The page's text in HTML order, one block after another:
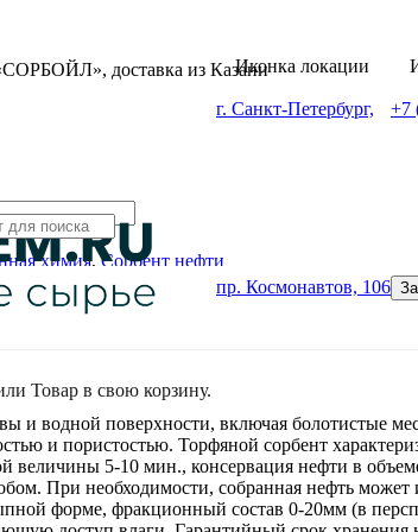
г. Санкт-Петербург,
пр. Космонавтов, 106
+7
Товар в свою корзину.
доставка из Казани
химия,Сорбент нефти
водной поверхности, включая болотистые
и пористостью. Торфяной сорбент
величины 5-10 мин., консервация нефти в
При необходимости, собранная нефть может
форме, фракционный состав 0-20мм (в